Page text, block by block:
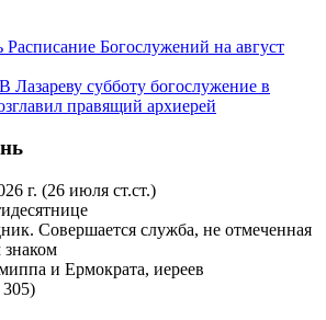
Расписание Богослужений на август
В Лазареву субботу богослужение в
правящий архиерей
г. (26 июля ст.ст.)
и Ермократа, иереев